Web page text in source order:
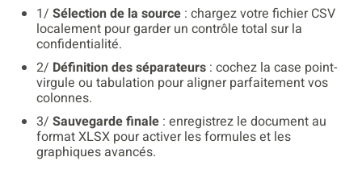
1/ Sélection de la source : chargez votre fichier CSV
localement pour garder un contrôle total sur la
confidentialité.
2/ Définition des séparateurs : cochez la case point-
virgule ou tabulation pour aligner parfaitement vos
colonnes.
3/ Sauvegarde finale : enregistrez le document au
format XLSX pour activer les formules et les
graphiques avancés.